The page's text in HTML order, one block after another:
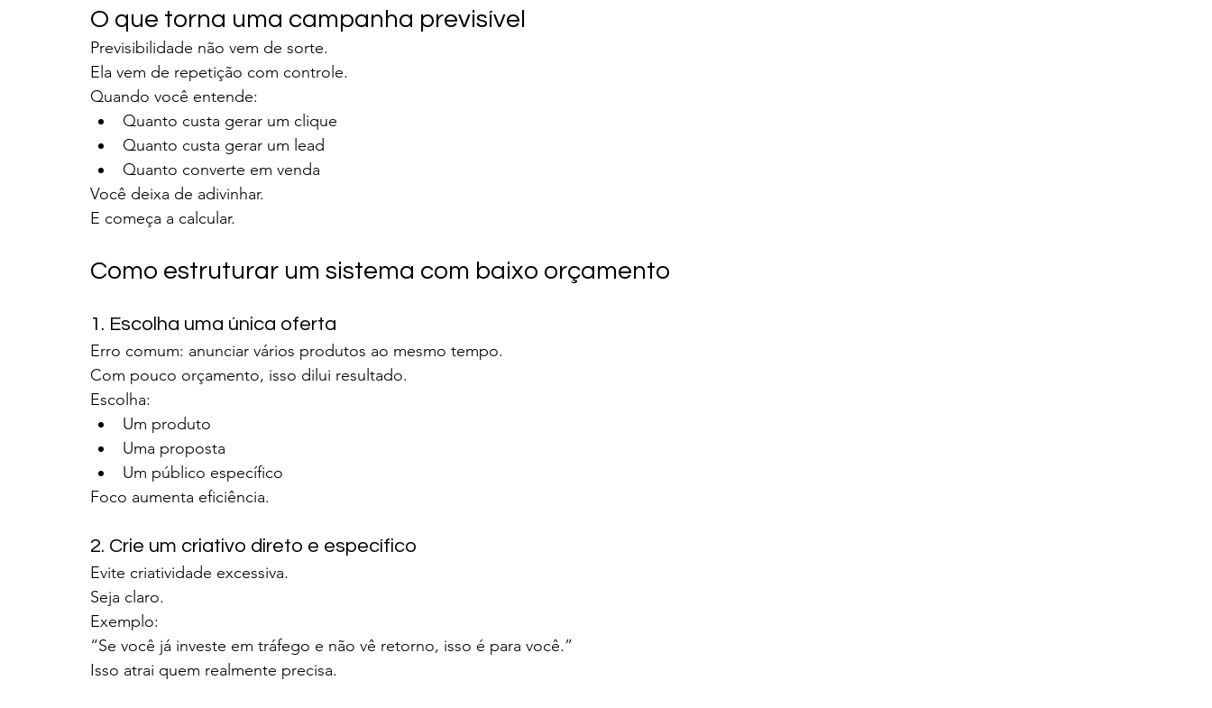
O que torna uma campanha previsível
Previsibilidade não vem de sorte.
Ela vem de repetição com controle.
Quando você entende:
Quanto custa gerar um clique
Quanto custa gerar um lead
Quanto converte em venda
Você deixa de adivinhar.
E começa a calcular.
Como estruturar um sistema com baixo orçamento
1. Escolha uma única oferta
Erro comum: anunciar vários produtos ao mesmo tempo.
Com pouco orçamento, isso dilui resultado.
Escolha:
Um produto
Uma proposta
Um público específico
Foco aumenta eficiência.
2. Crie um criativo direto e específico
Evite criatividade excessiva.
Seja claro.
Exemplo:
“Se você já investe em tráfego e não vê retorno, isso é para você.”
Isso atrai quem realmente precisa.